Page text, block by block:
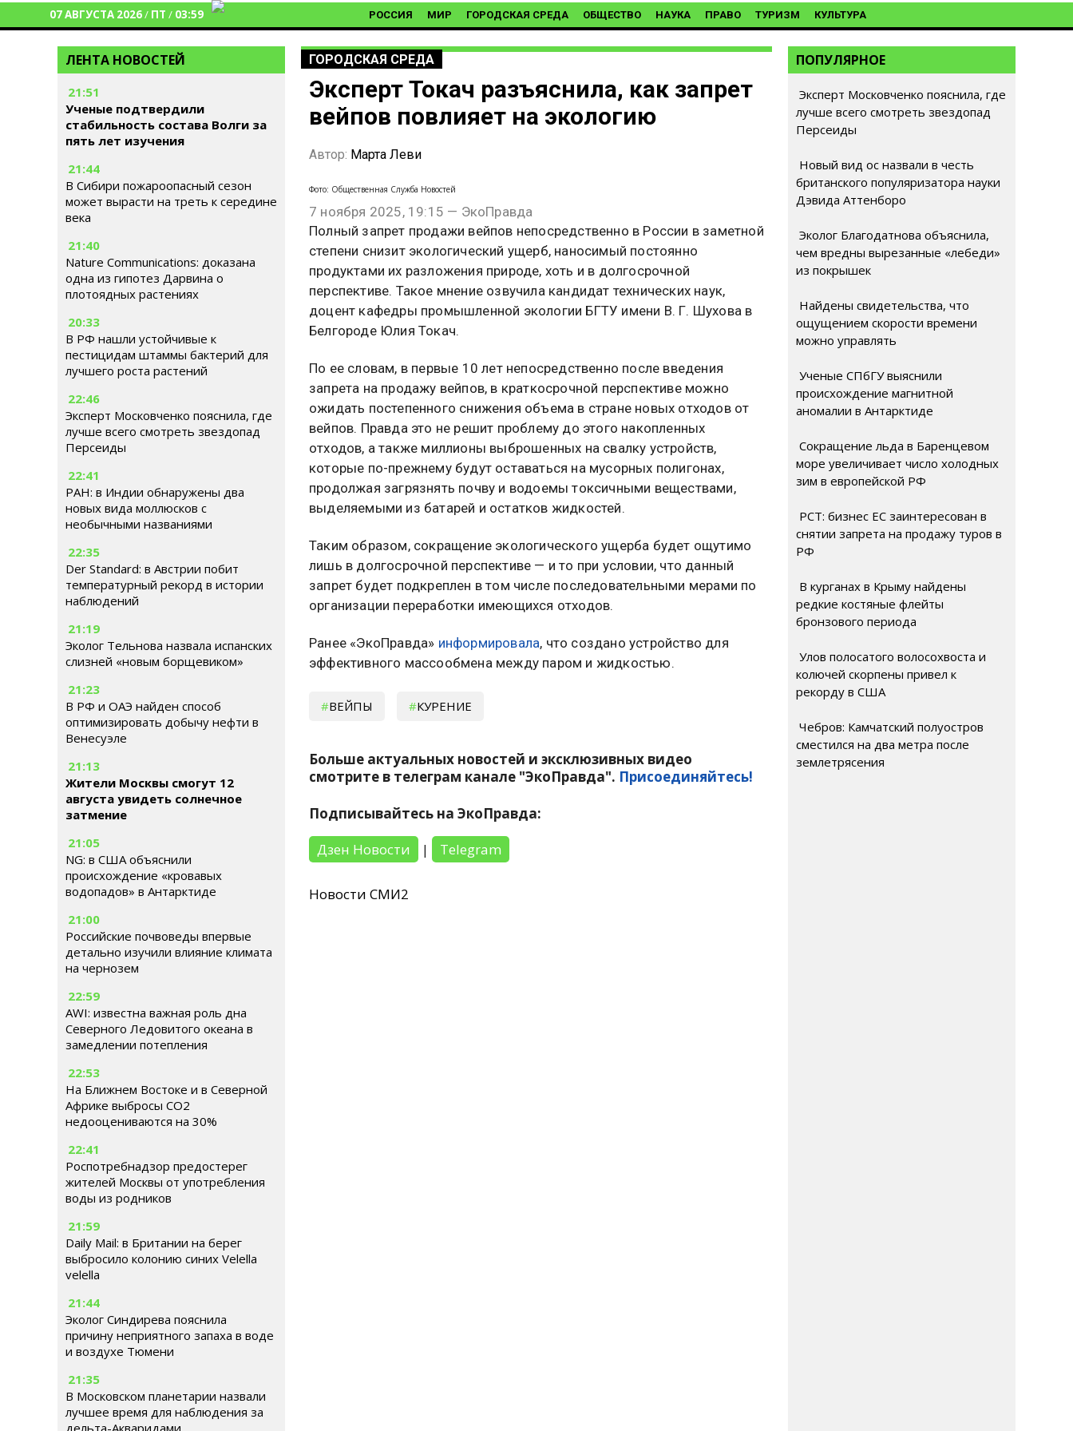
07 АВГУСТА 2026/ ПТ / 03:59 РОССИЯ МИР ГОРОДСКАЯ СРЕДА ОБЩЕСТВО НАУКА ПРАВО ТУРИЗМ КУЛЬТУРА
ЛЕНТА НОВОСТЕЙ
21:51
Ученые подтвердили
стабильность состава Волги за
пять лет изучения
21:44
В Сибири пожароопасный сезон
может вырасти на треть к середине
века
21:40
Nature Communications: доказана
одна из гипотез Дарвина о
плотоядных растениях
20:33
В РФ нашли устойчивые к
пестицидам штаммы бактерий для
лучшего роста растений
22:46
Эксперт Московченко пояснила, где
лучше всего смотреть звездопад
Персеиды
22:41
РАН: в Индии обнаружены два
новых вида моллюсков с
необычными названиями
22:35
Der Standard: в Австрии побит
температурный рекорд в истории
наблюдений
21:19
Эколог Тельнова назвала испанских
слизней «новым борщевиком»
21:23
В РФ и ОАЭ найден способ
оптимизировать добычу нефти в
Венесуэле
21:13
Жители Москвы смогут 12
августа увидеть солнечное
затмение
21:05
NG: в США объяснили
происхождение «кровавых
водопадов» в Антарктиде
21:00
Российские почвоведы впервые
детально изучили влияние климата
на чернозем
22:59
AWI: известна важная роль дна
Северного Ледовитого океана в
замедлении потепления
22:53
На Ближнем Востоке и в Северной
Африке выбросы CO2
недооцениваются на 30%
22:41
Роспотребнадзор предостерег
жителей Москвы от употребления
воды из родников
21:59
Daily Mail: в Британии на берег
выбросило колонию синих Velella
velella
21:44
Эколог Синдирева пояснила
причину неприятного запаха в воде
и воздухе Тюмени
21:35
В Московском планетарии назвали
лучшее время для наблюдения за
дельта-Акваридами
ГОРОДСКАЯ СРЕДА
Эксперт Токач разъяснила, как запрет
вейпов повлияет на экологию
Автор: Марта Леви
Фото: Общественная Служба Новостей
7 ноября 2025, 19:15 — ЭкоПравда
Полный запрет продажи вейпов непосредственно в России в заметной
степени снизит экологический ущерб, наносимый постоянно
продуктами их разложения природе, хоть и в долгосрочной
перспективе. Такое мнение озвучила кандидат технических наук,
доцент кафедры промышленной экологии БГТУ имени В. Г. Шухова в
Белгороде Юлия Токач.
По ее словам, в первые 10 лет непосредственно после введения
запрета на продажу вейпов, в краткосрочной перспективе можно
ожидать постепенного снижения объема в стране новых отходов от
вейпов. Правда это не решит проблему до этого накопленных
отходов, а также миллионы выброшенных на свалку устройств,
которые по-прежнему будут оставаться на мусорных полигонах,
продолжая загрязнять почву и водоемы токсичными веществами,
выделяемыми из батарей и остатков жидкостей.
Таким образом, сокращение экологического ущерба будет ощутимо
лишь в долгосрочной перспективе — и то при условии, что данный
запрет будет подкреплен в том числе последовательными мерами по
организации переработки имеющихся отходов.
Ранее «ЭкоПравда» информировала, что создано устройство для
эффективного массообмена между паром и жидкостью.
ВЕЙПЫ КУРЕНИЕ
Больше актуальных новостей и эксклюзивных видео
смотрите в телеграм канале "ЭкоПравда". Присоединяйтесь!
Подписывайтесь на ЭкоПравда:
Дзен Новости
| Telegram
Новости СМИ2
ПОПУЛЯРНОЕ
Эксперт Московченко пояснила, где
лучше всего смотреть звездопад
Персеиды
Новый вид ос назвали в честь
британского популяризатора науки
Дэвида Аттенборо
Эколог Благодатнова объяснила,
чем вредны вырезанные «лебеди»
из покрышек
Найдены свидетельства, что
ощущением скорости времени
можно управлять
Ученые СПбГУ выяснили
происхождение магнитной
аномалии в Антарктиде
Сокращение льда в Баренцевом
море увеличивает число холодных
зим в европейской РФ
РСТ: бизнес ЕС заинтересован в
снятии запрета на продажу туров в
РФ
В курганах в Крыму найдены
редкие костяные флейты
бронзового периода
Улов полосатого волосохвоста и
колючей скорпены привел к
рекорду в США
Чебров: Камчатский полуостров
сместился на два метра после
землетрясения